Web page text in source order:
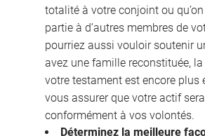
totalité à votre conjoint ou
partie à d’autres membres de
pourriez aussi vouloir soutenir
avez une famille reconstituée,
votre testament est encore plus
vous assurer que votre actif
conformément à vos volontés.
Déterminez la meilleure